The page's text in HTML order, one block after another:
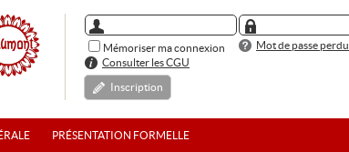
Mémoriser ma connexion
Mot de passe perdu
Consulter les CGU
Inscription
PRÉSENTATION FORMELLE